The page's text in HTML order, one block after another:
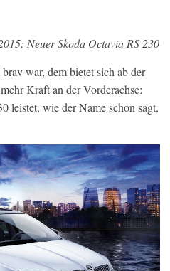
Neuer Skoda Octavia RS 230
war, dem bietet sich ab der
Kraft an der Vorderachse:
leistet, wie der Name schon sagt,